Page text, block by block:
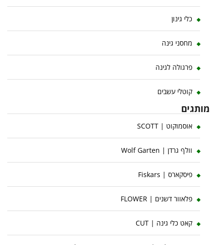
כלי גינון
מחסני גינה
פרגולה לגינה
קוטלי עשבים
מותגים
אוסמוקוט | SCOTT
וולף גרדן | Wolf Garten
פיסקארס | Fiskars
פלאוור דשנים | FLOWER
קאט כלי גינה | CUT